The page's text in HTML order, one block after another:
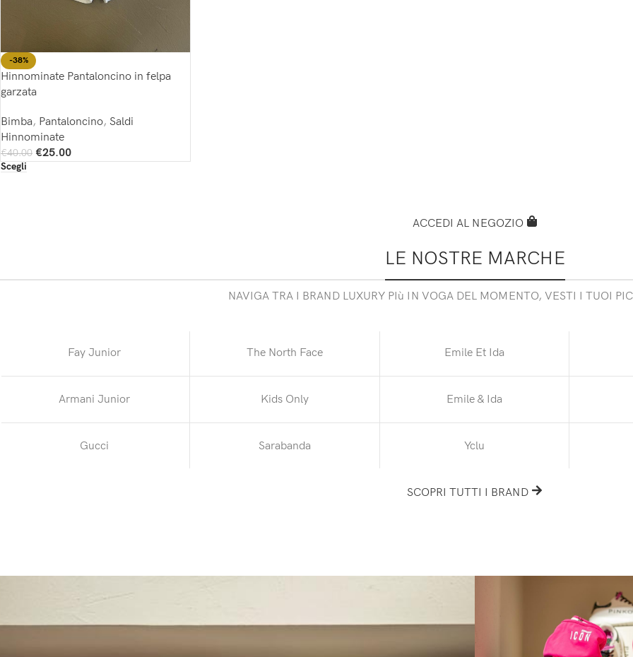
-38%
Hinnominate Pantaloncino in felpa
garzata
Bimba, Pantaloncino, Saldi
Hinnominate
€40.00 €25.00
Scegli
ACCEDI AL NEGOZIO
LE NOSTRE MARCHE
NAVIGA TRA I BRAND LUXURY PIù IN VOGA DEL MOMENTO, VESTI I TUOI
Fay Junior The North Face Emile Et Ida
Armani Junior Kids Only Emile & Ida
Gucci Sarabanda Yclu
SCOPRI TUTTI I BRAND